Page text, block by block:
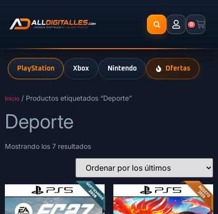
0
PlayStation Xbox Nintendo Ofertas
Inicio / Productos etiquetados “Deporte”
Deporte
Mostrando los 7 resultados